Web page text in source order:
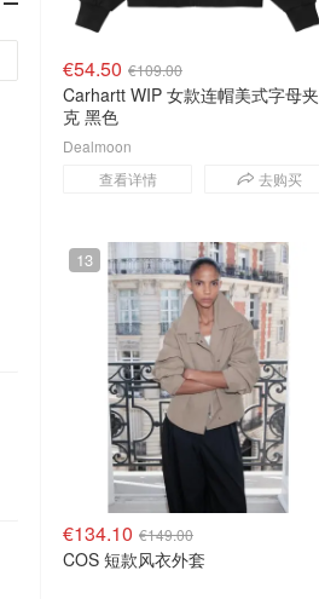
€54.50 €109.00
Carhartt WIP 女款连帽美式字母夹
克 黑色
查看详情 去购买
Dealmoon
13
€134.10 €149.00
COS 短款风衣外套